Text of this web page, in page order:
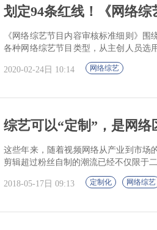
划定94条红线！《网络
《网络综艺节目内容审核标准细则》
各种网络综艺节目类型，从主创人员选
节目制作包装等不同维度，提出了94条
2020-02-24日 10:14
网络综艺
综艺可以“定制”，是网
这些年来，随着视频网络从产业到市场
剪辑超过粉丝自制的潮流已经不仅限于
2018-05-17日 09:13 定制化 网络综艺